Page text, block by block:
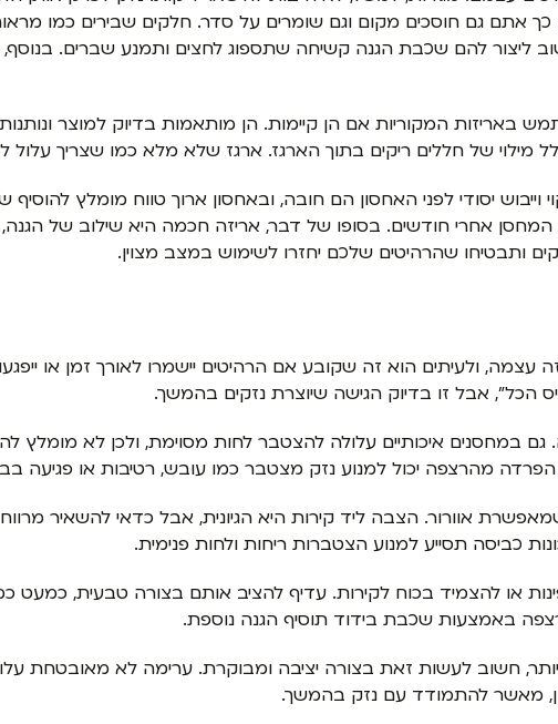
אתם גם חוסכים מקום וגם שומרים על סדר. חלקים שבירים כמו
להם שכבת הגנה קשיחה שתספוג לחצים ותמנע שברים. בנוסף,
באריזות המקוריות אם הן קיימות. הן מותאמות בדיוק למוצר
מילוי של חללים ריקים בתוך הארגז. ארגז שלא מלא כמו שצריך
יסודי לפני האחסון הם חובה, ובאחסון ארוך טווח מומלץ
אחרי חודשים. בסופו של דבר, אריזה חכמה היא שילוב של
ותבטיחו שהרהיטים שלכם יחזרו לשימוש במצב מצוין.
ולעיתים הוא זה שקובע אם הרהיטים יישמרו לאורך זמן או
הכל", אבל זו בדיוק הגישה שיוצרת נזקים בהמשך.
במחסנים איכותיים עלולה להצטבר לחות מסוימת, ולכן לא מומלץ
מהרצפה יכול למנוע נזק מצטבר כמו עובש, רטיבות או פגיעה
אוורור. הצבה ליד קירות היא הגיונית, אבל כדאי להשאיר מרווח
כביסה תסייע למנוע הצטברות ריחות ולחות פנימית.
או להצמיד בכוח לקירות. עדיף להציב אותם בצורה טבעית, כמעט
באמצעות שכבת בידוד תוסיף הגנה נוספת.
חשוב לעשות זאת בצורה יציבה ומבוקרת. ערימה לא מאובטחת
מאשר להתמודד עם נזק בהמשך.